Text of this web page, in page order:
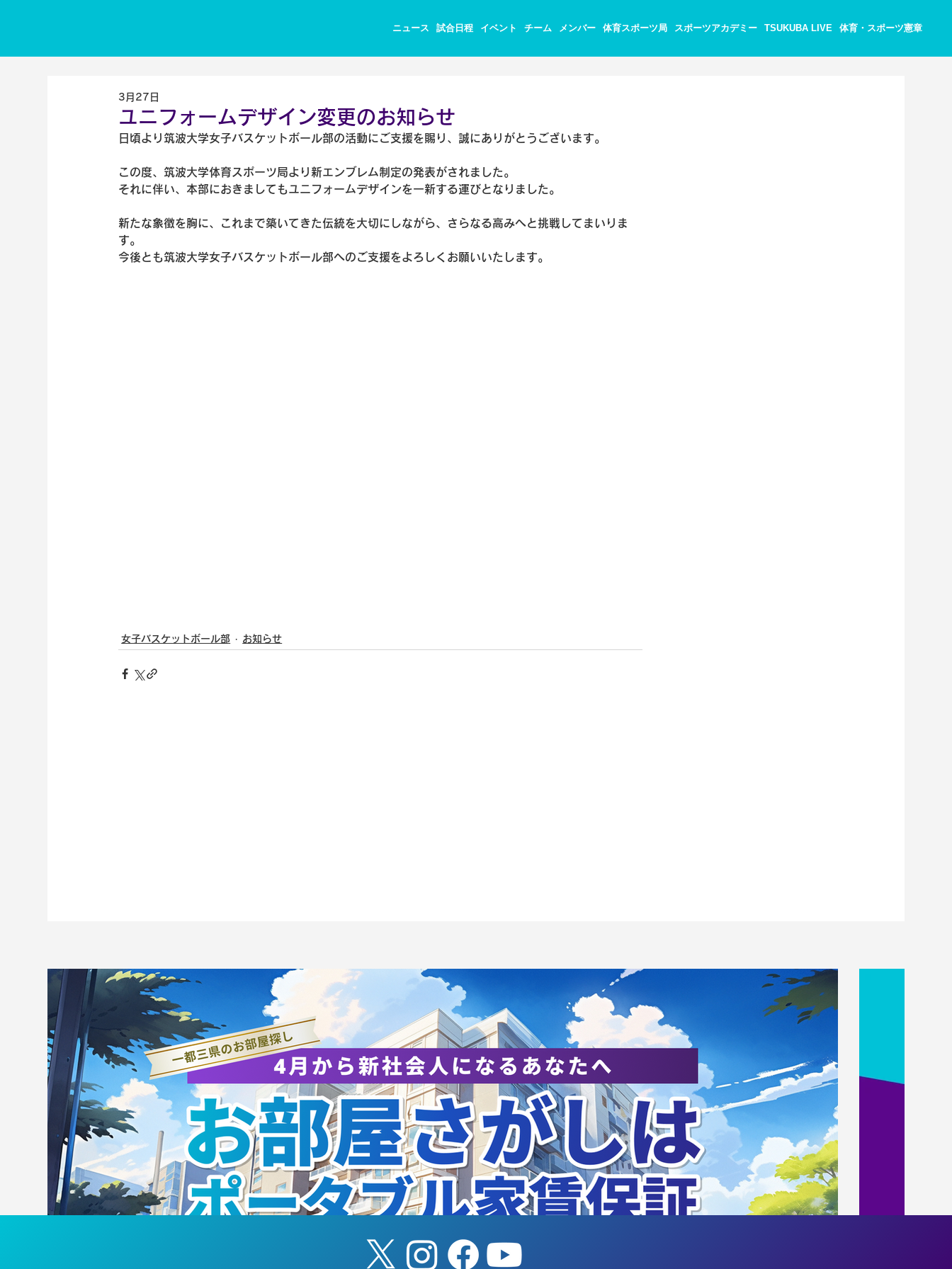
ニュース 試合日程 イベント チーム メンバー 体育スポーツ局 スポーツアカデミー TSUKUBA LIVE 体育・スポーツ憲章
ユニフォームデザイン変更のお知らせ
3月27日
日頃より筑波大学女子バスケットボール部の活動にご支援を賜り、誠にありがとうございます。
この度、筑波大学体育スポーツ局より新エンブレム制定の発表がされました。
それに伴い、本部におきましてもユニフォームデザインを一新する運びとなりました。
新たな象徴を胸に、これまで築いてきた伝統を大切にしながら、さらなる高みへと挑戦してまいりま
す。
今後とも筑波大学女子バスケットボール部へのご支援をよろしくお願いいたします。
女子バスケットボール部 お知らせ
ANAホールディングス株式会
社と連携協定を締結
TSUKUBA LIVE!から研究成
果を発信 ― スポーツ観戦が
生み出す「一体感」のメカニ
ズムを解明
【エスコートキッズ・クリニ
ック参加者募集】8/8（土）
筑波大学ホームゲーム
「TSUKUBA LIVE!
Presented by SMBC」（女
子バスケットボール）のエス
コートキッズ・バスケットボ